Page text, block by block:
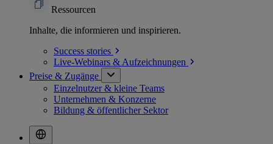
Ressourcen
Inhalte, die informieren und inspirieren.
Success stories
Live-Webinars & Aufzeichnungen
Preise & Zugänge
Einzelnutzer & kleine Teams
Unternehmen & Konzerne
Bildung & öffentlicher Sektor